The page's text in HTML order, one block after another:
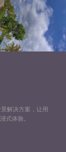
解决方案，让用
式体验。